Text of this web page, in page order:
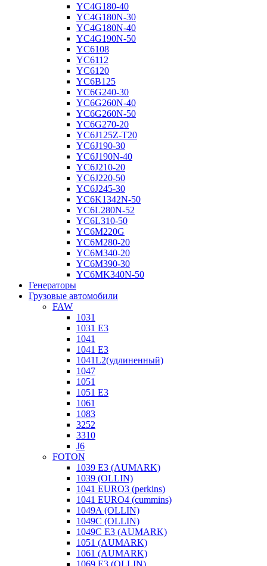
YC4G180-40
YC4G180N-30
YC4G180N-40
YC4G190N-50
YC6108
YC6112
YC6120
YC6B125
YC6G240-30
YC6G260N-40
YC6G260N-50
YC6G270-20
YC6J125Z-T20
YC6J190-30
YC6J190N-40
YC6J210-20
YC6J220-50
YC6J245-30
YC6K1342N-50
YC6L280N-52
YC6L310-50
YC6M220G
YC6M280-20
YC6M340-20
YC6M390-30
YC6MK340N-50
Генераторы
Грузовые автомобили
FAW
1031
1031 E3
1041
1041 E3
1041L2(удлиненный)
1047
1051
1051 E3
1061
1083
3252
3310
J6
FOTON
1039 E3 (AUMARK)
1039 (OLLIN)
1041 EURO3 (perkins)
1041 EURO4 (cummins)
1049A (OLLIN)
1049C (OLLIN)
1049С E3 (AUMARK)
1051 (AUMARK)
1061 (AUMARK)